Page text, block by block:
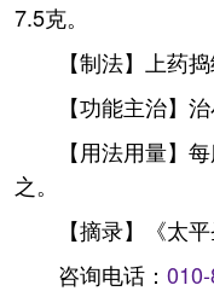
7.5克。
【制法】上药
【功能主治】
【用法用量】
之。
【摘录】《太
咨询电话：